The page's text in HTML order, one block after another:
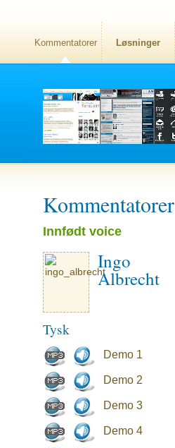
Kommentatorer Løsninger
Kommentatorer
Innfødt voice
Ingo
Albrecht
Tysk
Demo 1
Demo 2
Demo 3
Demo 4